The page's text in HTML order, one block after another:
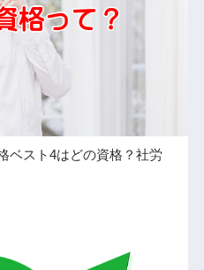
ベスト4はどの資格？社労